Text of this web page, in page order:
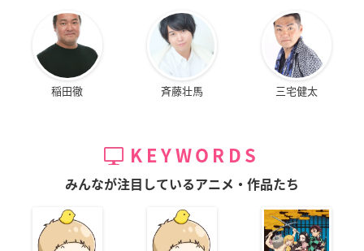
稲田徹 斉藤壮馬 三宅健太
KEYWORDS
みんなが注目しているアニメ・作品たち